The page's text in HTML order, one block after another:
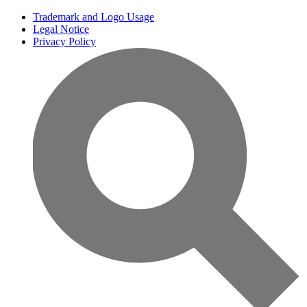
Trademark and Logo Usage
Legal Notice
Privacy Policy